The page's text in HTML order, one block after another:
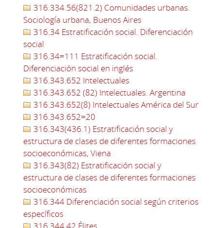
316.334.56(821.2) Comunidades urbanas.
Sociología urbana, Buenos Aires
316.34 Estratificación social. Diferenciación
social
316.34=111 Estratificación social.
Diferenciación social en inglés
316.343.652 Intelectuales
316.343.652 (82) Intelectuales. Argentina
316.343.652(8) Intelectuales América del Sur
316.343.652=20
316.343(436.1) Estratificación social y
estructura de clases de diferentes formaciones
socioeconómicas, Viena
316.343(82) Estratificación social y
estructura de clases de diferentes formaciones
socioeconómicas
316.344 Diferenciación social según criterios
específicos